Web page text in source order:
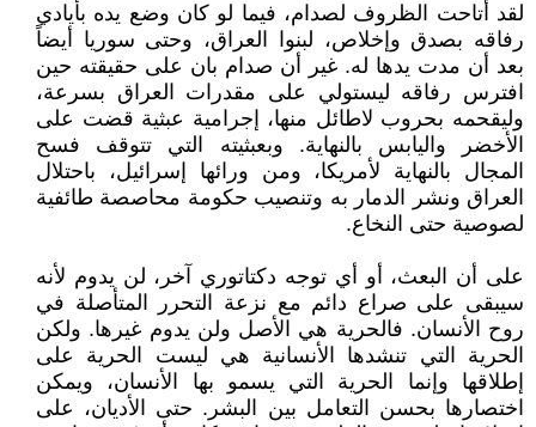
لقد أتاحت الظروف لصدام، فيما لو كان وضع يده بأيادي
رفاقه بصدق وإخلاص، لبنوا العراق، وحتى سوريا أيضاً
بعد أن مدت يدها له. غير أن صدام بان على حقيقته حين
افترس رفاقه ليستولي على مقدرات العراق بسرعة،
وليقحمه بحروب لاطائل منها، إجرامية عبثية قضت على
الأخضر واليابس بالنهاية. وبعبثيته التي تتوقف فسح
المجال بالنهاية لأمريكا، ومن ورائها إسرائيل، باحتلال
العراق ونشر الدمار به وتنصيب حكومة محاصصة طائفية
لصوصية حتى النخاع.
على أن البعث، أو أي توجه دكتاتوري آخر، لن يدوم لأنه
سيبقى على صراع دائم مع نزعة التحرر المتأصلة في
روح الأنسان. فالحرية هي الأصل ولن يدوم غيرها. ولكن
الحرية التي تنشدها الأنسانية هي ليست الحرية على
إطلاقها وإنما الحرية التي يسمو بها الأنسان، ويمكن
اختصارها بحسن التعامل بين البشر. حتى الأديان، على